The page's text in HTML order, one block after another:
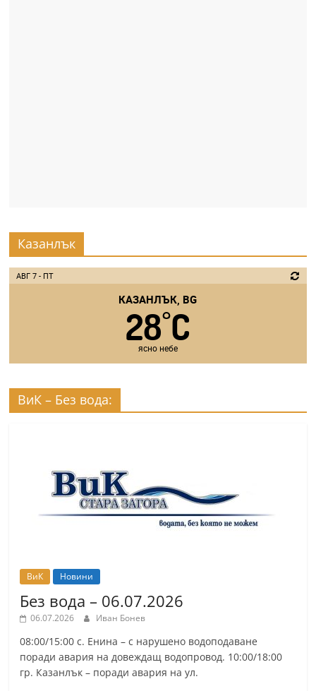
Казанлък
АВГ 7 - ПТ
КАЗАНЛЪК, BG
28°C
ясно небе
ВиК – Без вода:
ВиК Новини
Без вода – 06.07.2026
06.07.2026 Иван Бонев
08:00/15:00 с. Енина – с нарушено водоподаване
поради авария на довеждащ водопровод. 10:00/18:00
гр. Казанлък – поради авария на ул.